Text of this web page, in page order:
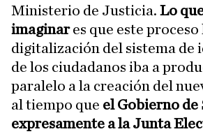
Ministerio de Justicia. Lo
imaginares que este
digitalización del sistema de
de los ciudadanos iba a
paralelo a la creación del
al tiempo que el Gobierno de
expresamente a la Junta